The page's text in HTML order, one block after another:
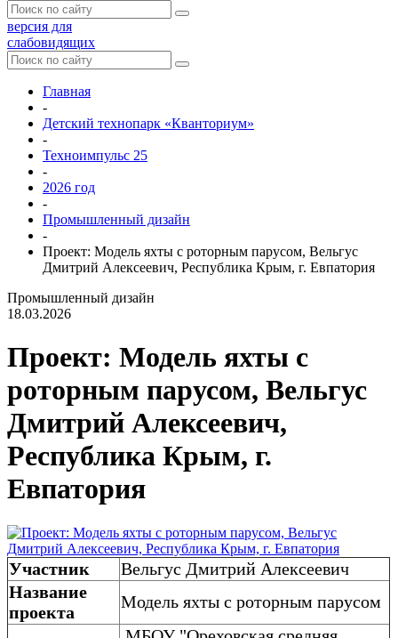
версия для
слабовидящих
Главная
-
Детский технопарк «Кванториум»
-
Техноимпульс 25
-
2026 год
-
Промышленный дизайн
-
Проект: Модель яхты с роторным парусом, Вельгус
Дмитрий Алексеевич, Республика Крым, г. Евпатория
Промышленный дизайн
18.03.2026
Проект: Модель яхты с
роторным парусом, Вельгус
Дмитрий Алексеевич,
Республика Крым, г.
Евпатория
Участник
Вельгус Дмитрий Алексеевич
Название
проекта
Модель яхты с роторным парусом